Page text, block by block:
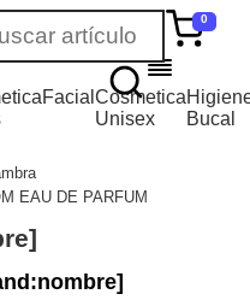
0
FacialCosmetica
Unisex
Bucal
EAU DE PARFUM